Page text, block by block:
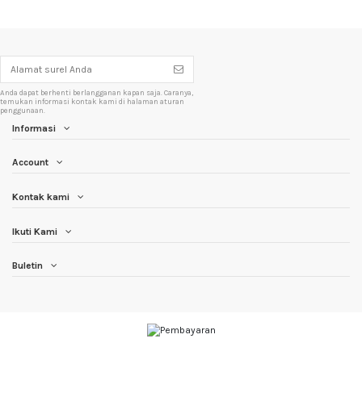
Anda dapat berhenti berlangganan kapan saja. Caranya,
temukan informasi kontak kami di halaman aturan
penggunaan.
Informasi
Account
Kontak kami
Ikuti Kami
Buletin